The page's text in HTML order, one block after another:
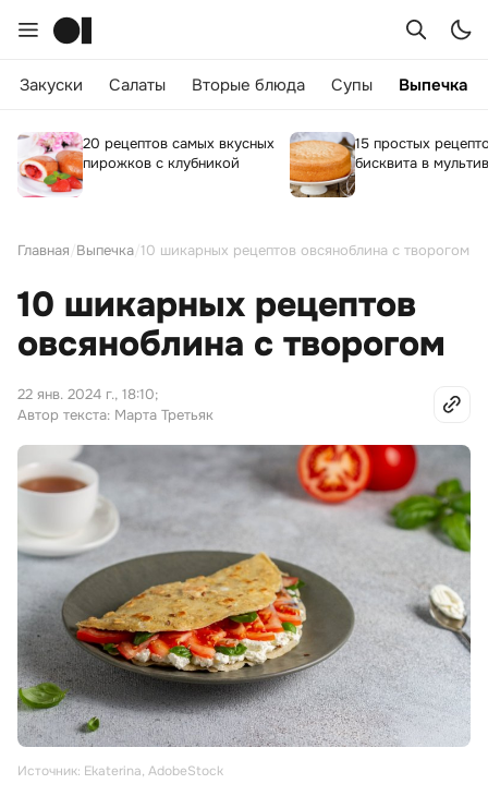
Закуски Салаты Вторые блюда Супы Выпечка
20 рецептов самых вкусных
пирожков с клубникой
15 простых
бисквита в
Главная Выпечка 10 шикарных рецептов овсяноблина с творогом
10 шикарных рецептов
овсяноблина с творогом
22 янв. 2024 г., 18:10;
Автор текста: Марта Третьяк
Источник: Ekaterina, AdobeStock